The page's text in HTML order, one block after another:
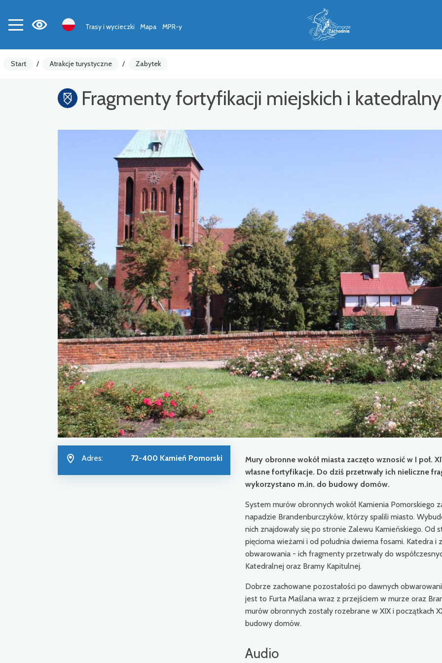
Trasy i wycieczki Mapa MPR-y
Start / Atrakcje turystyczne / Zabytek
Fragmenty fortyfikacji miejskich i
Adres: 72-400 Kamień Pomorski
Mury obronne wokół miasta zaczęto wznosić w I poł.
własne fortyfikacje. Do dziś przetrwały ich nieliczne
wykorzystano m.in. do budowy domów.
System murów obronnych wokół Kamienia Pomorskiego
napadzie Brandenburczyków, którzy spalili miasto.
nich znajdowały się po stronie Zalewu Kamieńskiego. Od
pięcioma wieżami i od południa dwiema fosami. Katedra i
obwarowania - ich fragmenty przetrwały do
Katedralnej oraz Bramy Kapitulnej.
Dobrze zachowane pozostałości po dawnych
jest to Furta Maślana wraz z przejściem w murze oraz
murów obronnych zostały rozebrane w XIX i początkach
budowy domów.
Audio